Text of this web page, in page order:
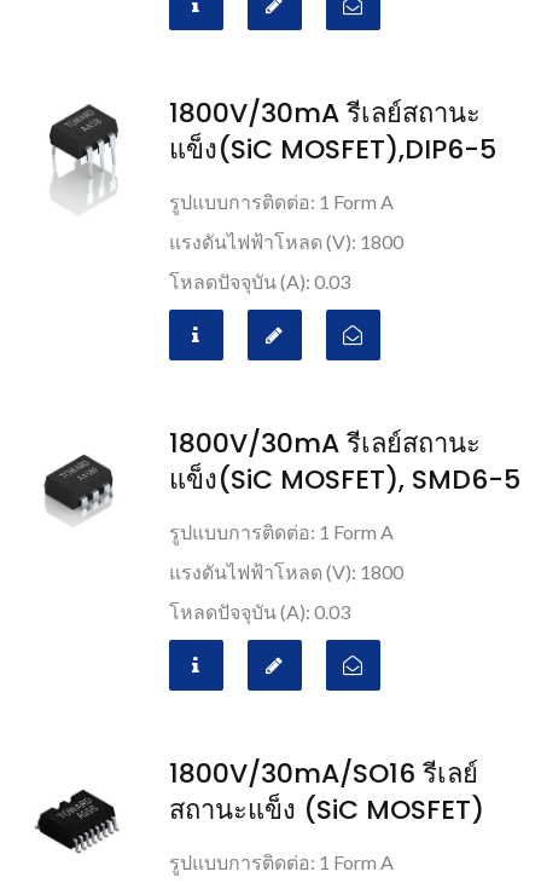
1800V/30mA รีเลย์สถานะ
แข็ง(SiC MOSFET),DIP6-5
รูปแบบการติดต่อ: 1 Form A
แรงดันไฟฟ้าโหลด (V): 1800
โหลดปัจจุบัน (A): 0.03
1800V/30mA รีเลย์สถานะ
แข็ง(SiC MOSFET), SMD6-5
รูปแบบการติดต่อ: 1 Form A
แรงดันไฟฟ้าโหลด (V): 1800
โหลดปัจจุบัน (A): 0.03
1800V/30mA/SO16 รีเลย์
สถานะแข็ง (SiC MOSFET)
รูปแบบการติดต่อ: 1 Form A